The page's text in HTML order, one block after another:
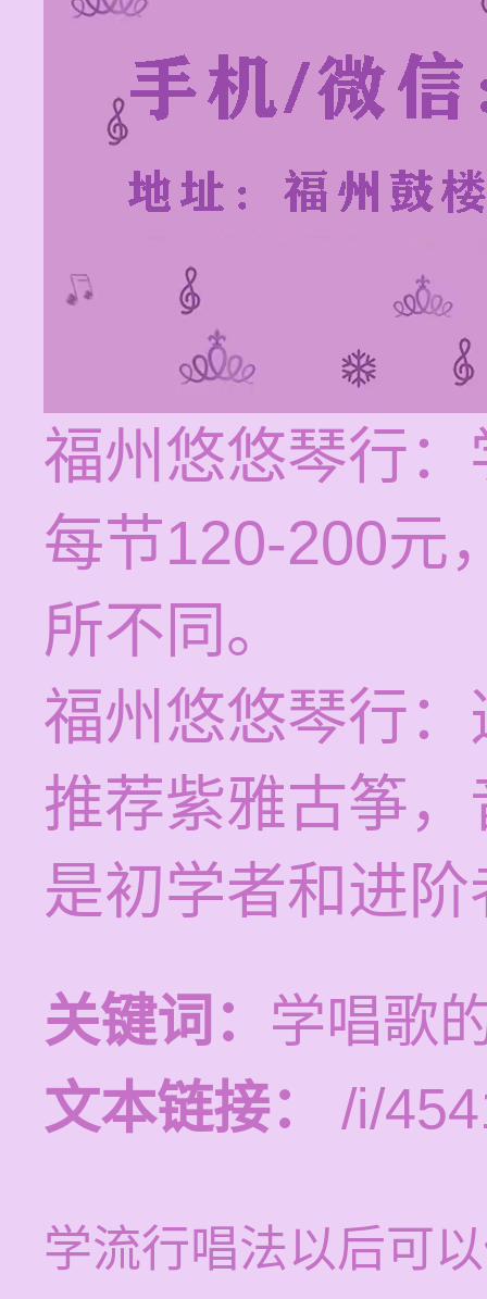
福州悠悠琴行
每节120-200元
所不同。
福州悠悠琴行
推荐紫雅古筝
是初学者和进
关键词： 学唱歌
文本链接：
/i/
学流行唱法以后可